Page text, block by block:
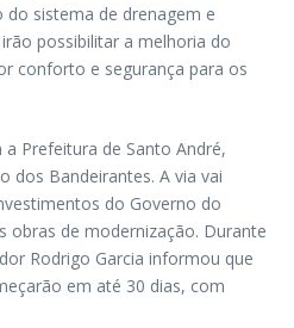
sistema de drenagem e
possibilitar a melhoria do
conforto e segurança para os
Prefeitura de Santo André,
dos Bandeirantes. A via vai
do Governo do
obras de modernização. Durante
Rodrigo Garcia informou que
em até 30 dias, com